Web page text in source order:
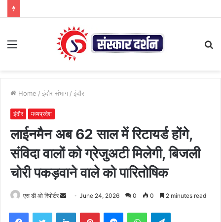
Menu
Home / इंदौर संभाग / इंदौर
इंदौर मध्यप्रदेश
लाईनमैन अब 62 साल में रिटायर्ड होंगे,
संविदा वालों को ग्रेजुअटी मिलेगी, बिजली
चोरी पकड़वाने वाले को पारितोषिक
एस डी ओ रिपोर्टर
Send June 24, 2026 0 0 2 minutes read
FacebookTwitter LinkedInPinterestMessengerWhatsAppTelegram